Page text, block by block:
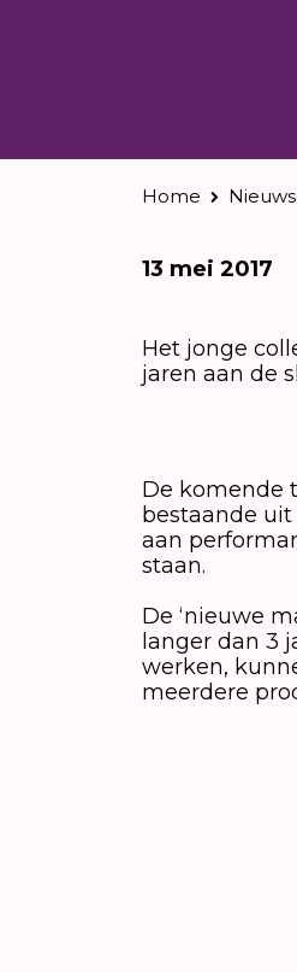
Home Nieuws
13 mei 2017
Het jonge
jaren aan de
De komende
bestaande uit
aan
staan.
De ‘nieuwe
langer dan 3
werken,
meerdere